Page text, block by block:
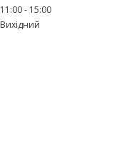
11:00
15:00
Вихідний